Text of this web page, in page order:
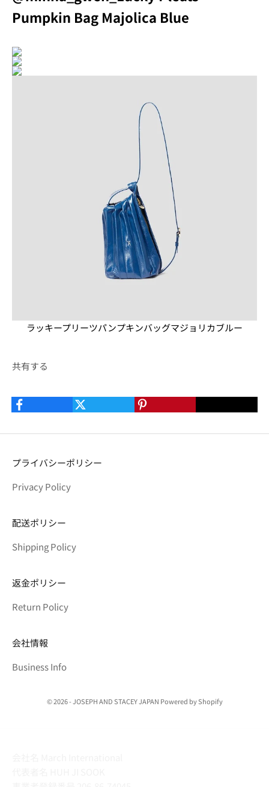
Pumpkin Bag Majolica Blue
ラッキープリーツパンプキンバッグマジョリカブルー
共有する
プライバシーポリシー
Privacy Policy
配送ポリシー
Shipping Policy
返金ポリシー
Return Policy
会社情報
Business Info
© 2026 - JOSEPH AND STACEY JAPAN Powered by Shopify